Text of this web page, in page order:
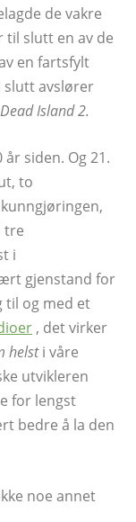
de vakre
til slutt en av de
en fartsfylt
slutt avslører
Dead Island 2.
siden. Og 21.
to
tre
i
gjenstand for
til og med et
, det virker
helsti våre
utvikleren
for lengst
bedre å la den
noe annet